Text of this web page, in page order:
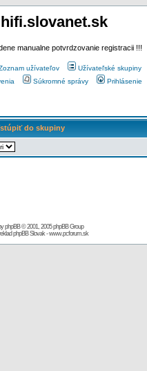
hifi.slovanet.sk
manualne potvrdzovanie registracii !!!
užívateľov Užívateľské skupiny
Súkromné správy Prihlásenie
do skupiny
phpBB© 2001, 2005 phpBB Group
phpBB Slovak-www.pcforum.sk